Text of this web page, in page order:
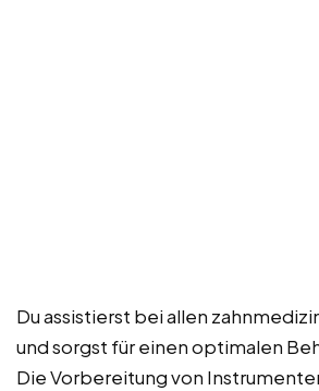
Du assistierst bei allen
und sorgst für einen optimalen
Die Vorbereitung von